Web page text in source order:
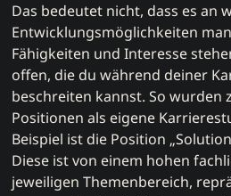
Das bedeutet nicht, dass es an
Entwicklungsmöglichkeiten
Fähigkeiten und Interesse
offen, die du während deiner
beschreiten kannst. So wurden
Positionen als eigene
Beispiel ist die Position
Diese ist von einem hohen
jeweiligen Themenbereich,